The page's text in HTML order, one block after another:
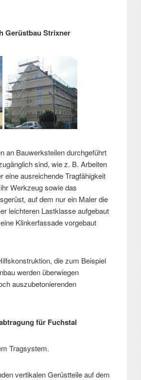
Gerüstbau Strixner
an Bauwerksteilen durchgeführt
sind, wie z. B. Arbeiten
eine ausreichende Tragfähigkeit
Werkzeug sowie das
auf dem nur ein Maler die
leichteren Lastklasse aufgebaut
Klinkerfassade vorgebaut
die zum Beispiel
werden überwiegen
auszubetonierenden
für Fuchstal
Tragsystem.
vertikalen Gerüstteile auf dem